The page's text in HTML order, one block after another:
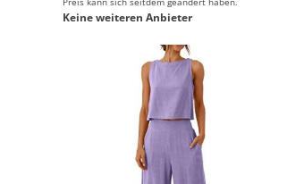
Keine weiteren Anbieter